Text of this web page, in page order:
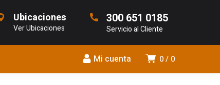
Ubicaciones
Ver Ubicaciones
300 651 0185
Servicio al Cliente
0 0
Mi cuenta